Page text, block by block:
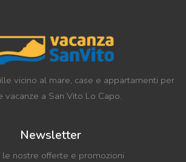
vicino al mare, case e appartamenti per
vacanze a San Vito Lo Capo.
Newsletter
le nostre offerte e promozioni